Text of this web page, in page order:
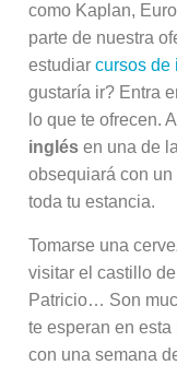
como Kaplan,
parte de nuestra
estudiarcursos de
gustaría ir? Entra
lo que te ofrecen.
inglés en una de
obsequiará con
toda tu estancia.
Tomarse una
visitar el castillo
Patricio… Son
te esperan en
con una semana